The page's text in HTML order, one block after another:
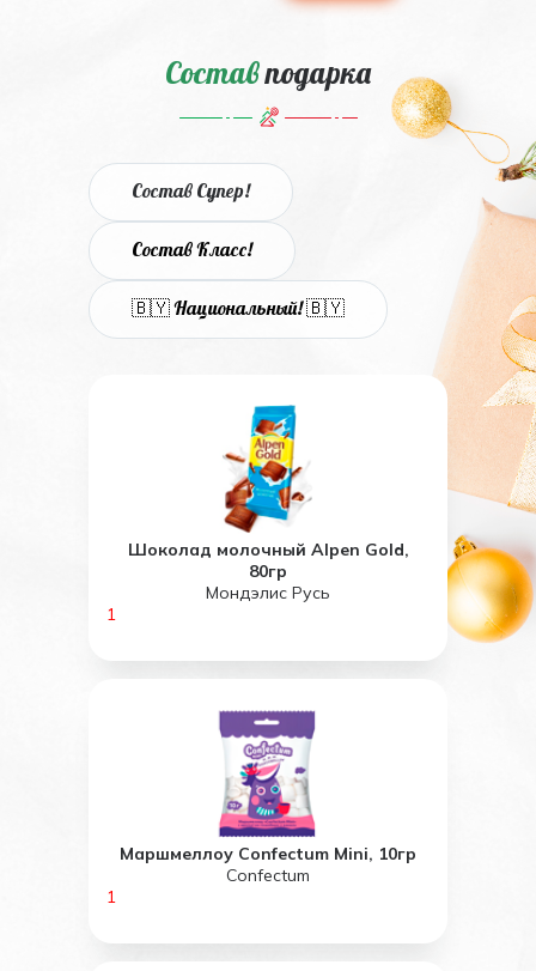
Составподарка
Состав Супер!
Состав Класс!
🇧🇾 Национальный! 🇧🇾
Шоколад молочный Alpen Gold,
80гр
Мондэлис Русь
1
Маршмеллоу Confectum Mini, 10гр
Confectum
1